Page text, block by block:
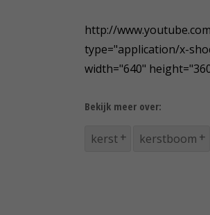
http://
type="application/x-
width="640"
Bekijk meer over:
kerst kerstboom